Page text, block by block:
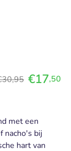
€17,50
met een
nacho's bij
hart van